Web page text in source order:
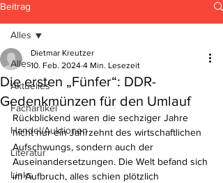
Beitrag
Alles
Aktuelles
Fachartikel
Handel/Auktionen
Literatur
Links
Alles
Die ersten „Fünfer“: DDR-
Gedenkmünzen für den Umlauf
Dietmar Kreutzer
10. Feb. 2024 4 Min. Lesezeit
Rückblickend waren die sechziger Jahre
nicht nur ein Jahrzehnt des wirtschaftlichen
Aufschwungs, sondern auch der
Auseinandersetzungen. Die Welt befand sich
im Aufbruch, alles schien plötzlich